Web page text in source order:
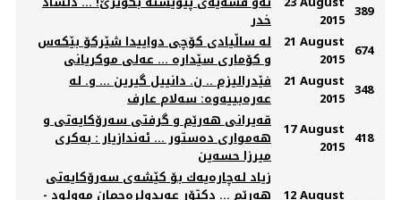
خدر
2015 389
لە ساڵيادی كۆچی دواييدا شێركۆ بێكەس
و كۆماری سێدارە ... عه‌لی موکریانی
21 August
2015 674
فێدرالیزم .. ن. دانییل گیرین ... و. له‌
عه‌ره‌بییه‌وه‌: سه‌لام عارف
21 August
2015 348
قه‌یرانی هه‌رێم و گرفتی سه‌رۆکایه‌تی و
هه‌مواری ده‌ستور ... ئه‌ندازیار : به‌کری
میرزا حسه‌ین
17 August
2015 418
زیاد لەچارەیەك بۆ کێشەی سەرۆکایەتی
هەرێم ... دکتۆر عەبدولڕەحمان مەولود - 12 August